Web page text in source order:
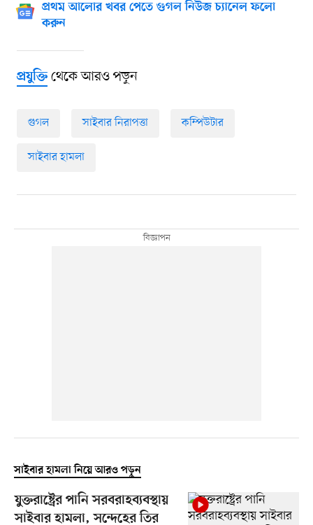
প্রথম আলোর খবর পেতে গুগল নিউজ চ্যানেল ফলো
করুন
প্রযুক্তিথেকে আরও পড়ুন
গুগল সাইবার নিরাপত্তা কম্পিউটার
সাইবার হামলা
সাইবার হামলা নিয়ে আরও পড়ুন
যুক্তরাষ্ট্রের পানি সরবরাহব্যবস্থায়
সাইবার হামলা, সন্দেহের তির